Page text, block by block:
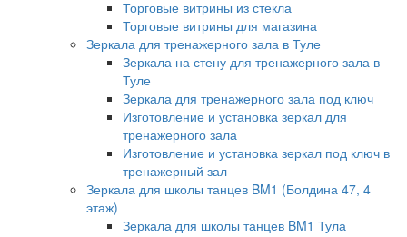
Торговые витрины из стекла
Торговые витрины для магазина
Зеркала для тренажерного зала в Туле
Зеркала на стену для тренажерного зала в
Туле
Зеркала для тренажерного зала под ключ
Изготовление и установка зеркал для
тренажерного зала
Изготовление и установка зеркал под ключ в
тренажерный зал
Зеркала для школы танцев BM1 (Болдина 47, 4
этаж)
Зеркала для школы танцев BM1 Тула